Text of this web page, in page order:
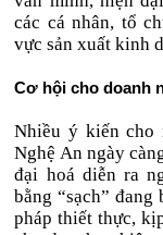
các cá nhân, tổ
vực sản xuất kinh
Cơ hội cho doanh
Nhiều ý kiến cho
Nghệ An ngày
đại hoá diễn ra
bằng “sạch”
pháp thiết thực,